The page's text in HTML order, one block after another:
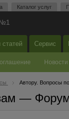
Каталог услуг
статей Сервис
Новости
Автору. Вопросы
—